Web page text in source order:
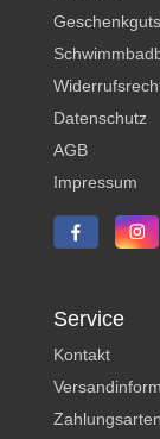
Datenschutz
AGB
Impressum
Service
Kontakt
Zahlungsarten